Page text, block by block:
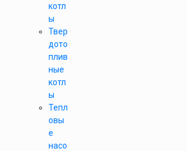
котл
ы
Твер
дото
плив
ные
котл
ы
Тепл
овы
е
насо